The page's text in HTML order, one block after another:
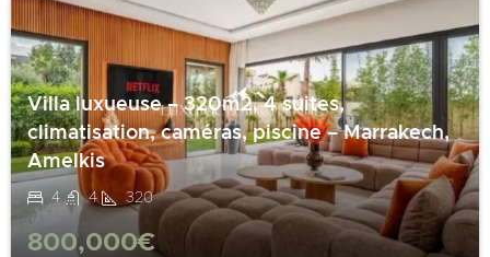
Villa luxueuse – 320m2, 4 suites,
climatisation, caméras, piscine – Marrakech,
Amelkis
4 4 320
800,000€